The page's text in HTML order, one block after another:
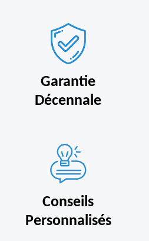
Garantie
Décennale
Conseils
Personnalisés